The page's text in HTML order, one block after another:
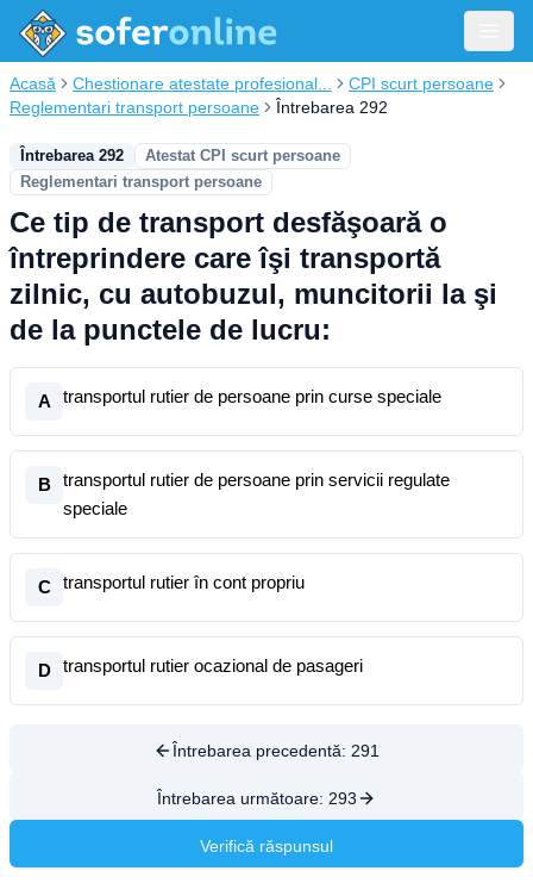
Acasă Chestionare atestate profesional...
CPI scurt persoane
Reglementari transport persoane
Întrebarea 292
Întrebarea 292
Atestat CPI scurt persoane
Reglementari transport persoane
Ce tip de transport desfăşoară o
întreprindere care îşi transportă
zilnic, cu autobuzul, muncitorii la şi
de la punctele de lucru:
A transportul rutier de persoane prin curse speciale
B
transportul rutier de persoane prin servicii regulate
speciale
C transportul rutier în cont propriu
D transportul rutier ocazional de pasageri
Întrebarea precedentă: 291
Întrebarea următoare: 293
Verifică răspunsul